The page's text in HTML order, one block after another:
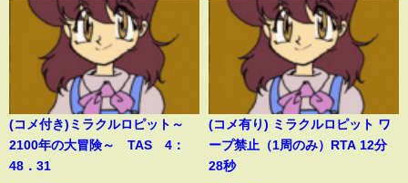
(コメ付き)ミラクルロピット～
2100年の大冒険～ TAS 4：
48．31
(コメ有り) ミラクルロピット ワ
ープ禁止（1周のみ）RTA 12分
28秒